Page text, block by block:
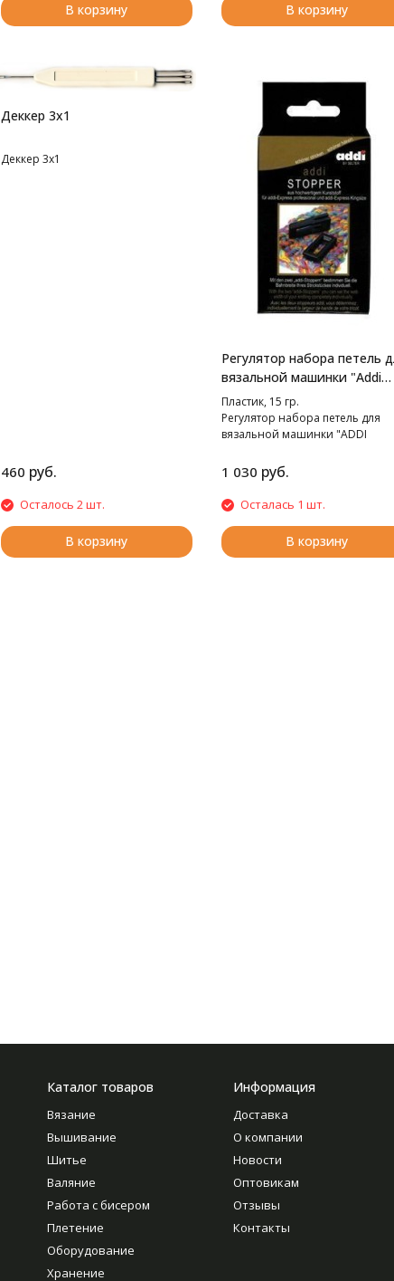
В корзину В корзину
Деккер 3х1
Деккер 3х1
460 руб.
Осталось 2 шт.
В корзину
Регулятор набора петель
вязальной машинки "Addi
Express"и "Addi Express
Kingsize"
Пластик, 15 гр.
Регулятор набора петель для
вязальной машинки "ADDI
1 030 руб.
Осталась 1 шт.
В корзину
Каталог товаров
Вязание
Вышивание
Шитье
Валяние
Работа с бисером
Плетение
Оборудование
Хранение
Информация
Доставка
О компании
Новости
Оптовикам
Отзывы
Контакты